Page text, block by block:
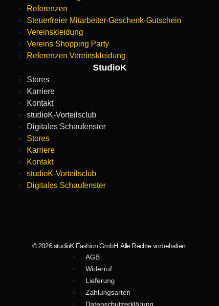
Referenzen
Steuerfreier Mitarbeiter-Geschenk-Gutschein
Vereinskleidung
Vereins Shopping Party
Referenzen Vereinskleidung
StudioK
Stores
Karriere
Kontakt
studioK-Vorteilsclub
Digitales Schaufenster
Stores
Karriere
Kontakt
studioK-Vorteilsclub
Digitales Schaufenster
© 2026 studioK Fashion GmbH. Alle Rechte vorbehalten.
AGB
Widerruf
Lieferung
Zahlungsarten
Datenschutzerklärung